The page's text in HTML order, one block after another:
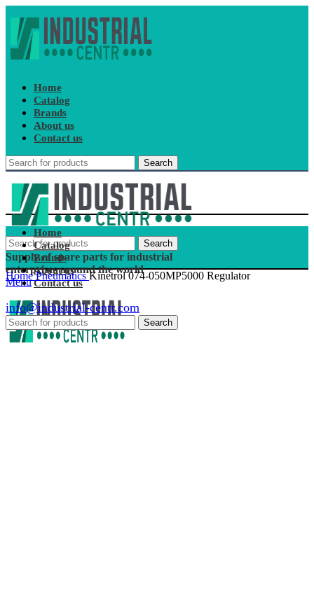
Home
Catalog
Brands
About us
Contact us
Search
Search
Supply of spare parts for industrial
enterprises around the world
Menu
Home
Catalog
Brands
About us
Contact us
info@industrial-centr.com
Search
HomePneumaticsKinetrol 074-050MP5000 Regulator